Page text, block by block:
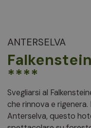
ANTERSELVA
****
Svegliarsi al
che rinnova e rigenera.
Anterselva, questo